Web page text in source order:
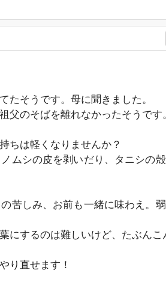
たそうです。母に聞きました。
父のそばを離れなかったそうです
ちは軽くなりませんか？
ムシの皮を剥いだり、タニシの
苦しみ、お前も一緒に味わえ。
にするのは難しいけど、たぶんこ
り直せます！